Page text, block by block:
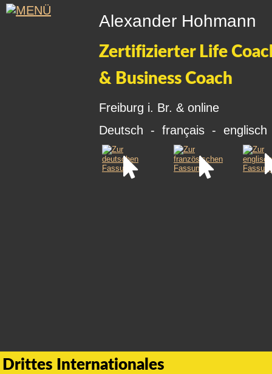
Alexander Hohmann
Zertifizierter Life
& Business Coach
Freiburg i. Br. & online
Deutsch  -  français  -  englisch
Drittes Internationales